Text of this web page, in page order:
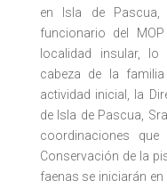
en Isla de Pascua,
funcionario del
localidad insular,
cabeza de la
actividad inicial, la
de Isla de Pascua,
coordinaciones
Conservación de la
faenas se iniciarán